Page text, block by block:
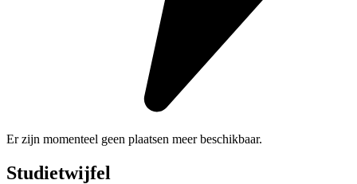
Er zijn momenteel geen plaatsen meer beschikbaar.
Studietwijfel